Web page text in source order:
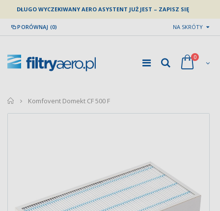
DŁUGO WYCZEKIWANY AERO ASYSTENT JUŻ JEST – ZAPISZ SIĘ
PORÓWNAJ (0) NA SKRÓTY
0
home
Komfovent Domekt CF 500 F